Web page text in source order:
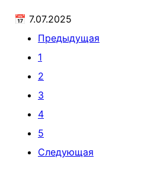
📅 7.07.2025
Предыдущая
1
2
3
4
5
Следующая